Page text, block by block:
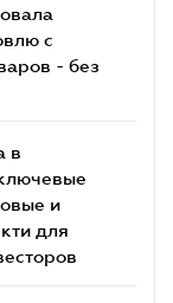
с
- без
в
и
для